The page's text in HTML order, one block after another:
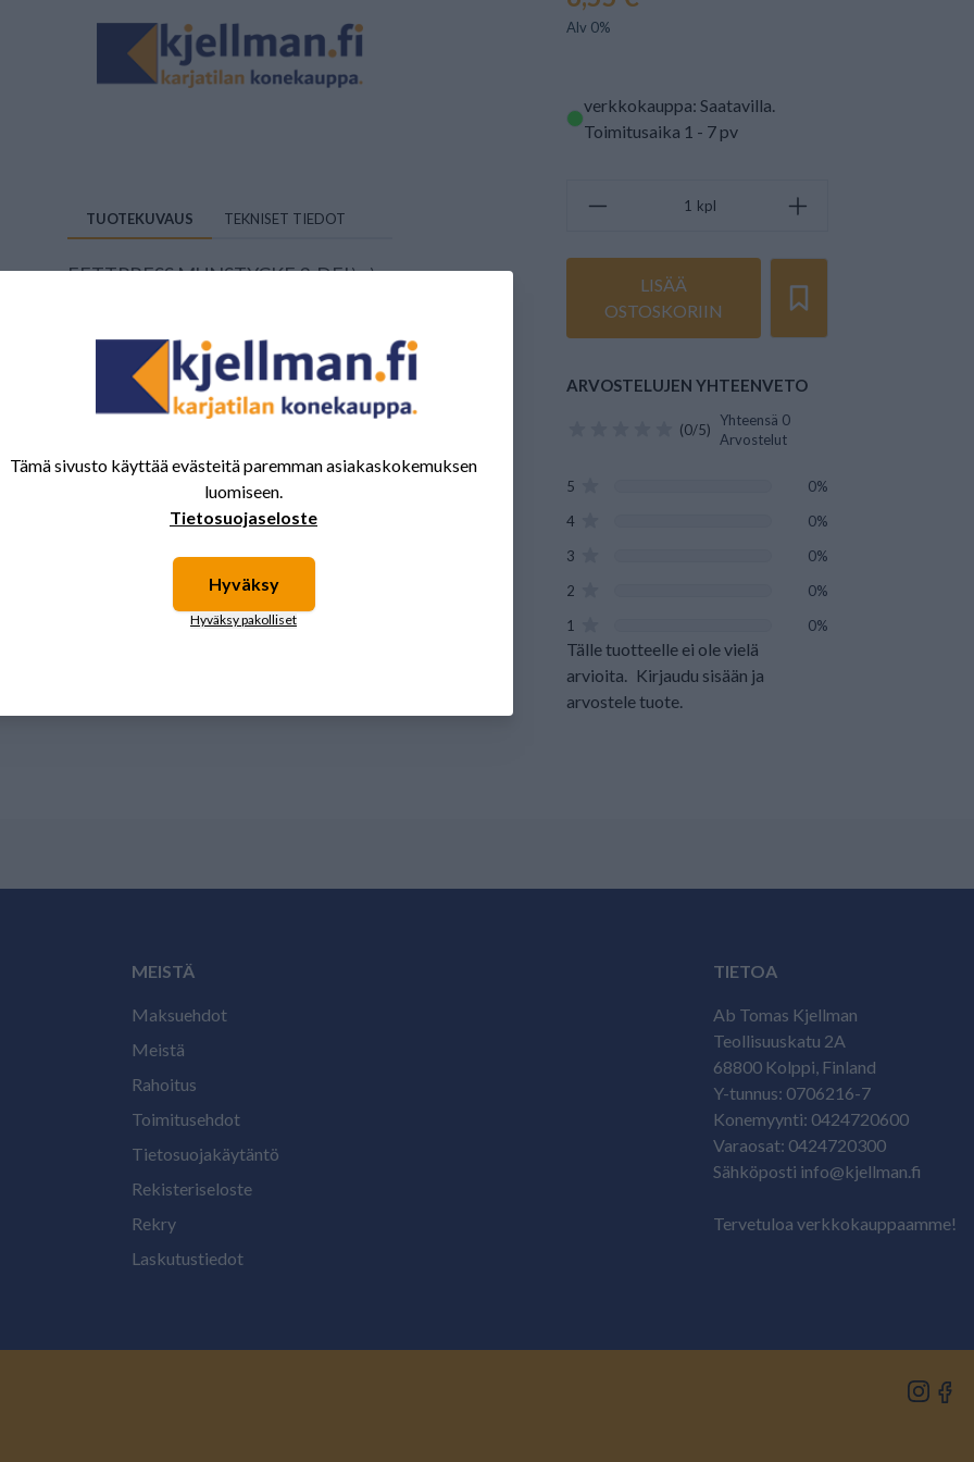
TUOTEKUVAUS TEKNISET TIEDOT
FETTPRESS MUNSTYCKE 3-DEL\n\n
Tuotenumero: MA3243821
Alv 0%
verkkokauppa: Saatavilla.
Toimitusaika 1 - 7 pv
kpl
LISÄÄ
OSTOSKORIIN
ARVOSTELUJEN YHTEENVETO
(0/5)
Yhteensä 0
Arvostelut
5
0%
4
0%
3
0%
2
0%
1
0%
Tälle tuotteelle ei ole vielä
arvioita. Kirjaudu sisään ja
arvostele tuote.
MEISTÄ
Maksuehdot
Meistä
Rahoitus
Toimitusehdot
Tietosuojakäytäntö
Rekisteriseloste
Rekry
Laskutustiedot
TIETOA
Ab Tomas Kjellman
Teollisuuskatu 2A
68800 Kolppi, Finland
Y-tunnus: 0706216-7
Konemyynti: 0424720600
Varaosat: 0424720300
Sähköposti info@kjellman.fi
Tervetuloa verkkokauppaamme!
Tämä sivusto käyttää evästeitä paremman asiakaskokemuksen
luomiseen.
Tietosuojaseloste
Hyväksy
Hyväksy pakolliset